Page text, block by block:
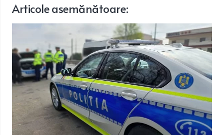
Articoleasemănătoare: